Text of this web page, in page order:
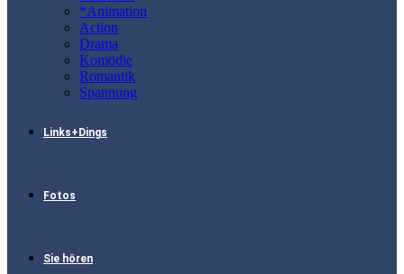
*Animation
Action
Drama
Komödie
Romantik
Spannung
Links+Dings
Fotos
Sie hören